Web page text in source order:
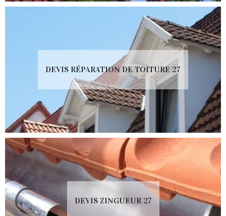
DEVIS RÉPARATION DE TOITURE 27
DEVIS ZINGUEUR 27